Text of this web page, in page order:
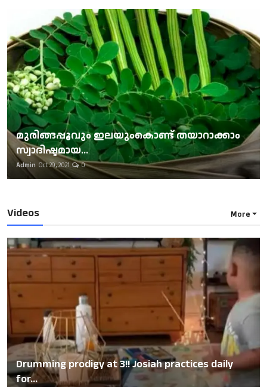
മുരിങ്ങപ്പൂവും ഇലയുംകൊണ്ട് തയാറാക്കാം
സ്വാദിഷ്ടമായ...
Admin Oct 29, 2021 0
Videos More
Drumming prodigy at 3!! Josiah practices daily
for...